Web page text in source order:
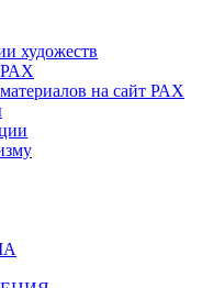
художеств
РАХ
на сайт РАХ